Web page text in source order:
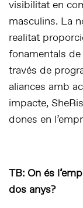
visibilitat en
masculins. La
realitat
fonamentals de
través de
aliances amb
impacte,
dones en
TB: On és
dos anys?